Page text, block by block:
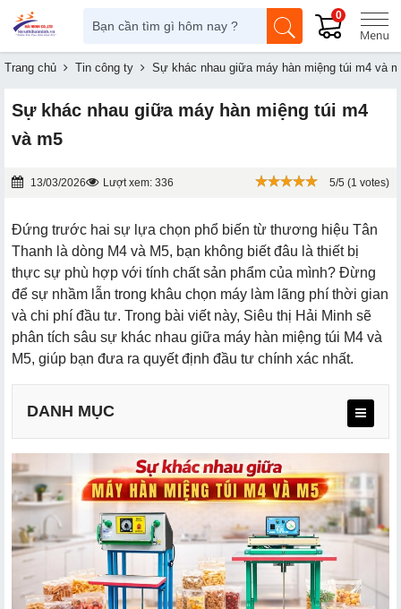
0
Trang chủ Tin công ty Sự khác nhau giữa máy hàn miệng túi m4 và
Sự khác nhau giữa máy hàn miệng túi m4
và m5
13/03/2026 Lượt xem: 336 5/5 (1 votes)
Đứng trước hai sự lựa chọn phổ biến từ thương hiệu Tân
Thanh là dòng M4 và M5, bạn không biết đâu là thiết bị
thực sự phù hợp với tính chất sản phẩm của mình? Đừng
để sự nhầm lẫn trong khâu chọn máy làm lãng phí thời gian
và chi phí đầu tư. Trong bài viết này, Siêu thị Hải Minh sẽ
phân tích sâu sự khác nhau giữa máy hàn miệng túi M4 và
M5, giúp bạn đưa ra quyết định đầu tư chính xác nhất.
DANH MỤC
1.1. Thiết kế hàn đứng độc đáo
1.2. Thông số đường hàn và khả năng nâng cấp
1.3. Chi phí đầu tư